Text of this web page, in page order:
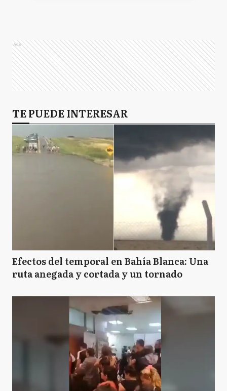
AB Almirante Brown
A Arrecifes
A Avellaneda
A Azul
BB Bahía Blanca
B Balcarce
Baradero
Ads
TE PUEDE INTERESAR
Efectos del temporal en Bahía Blanca: Una
ruta anegada y cortada y un tornado